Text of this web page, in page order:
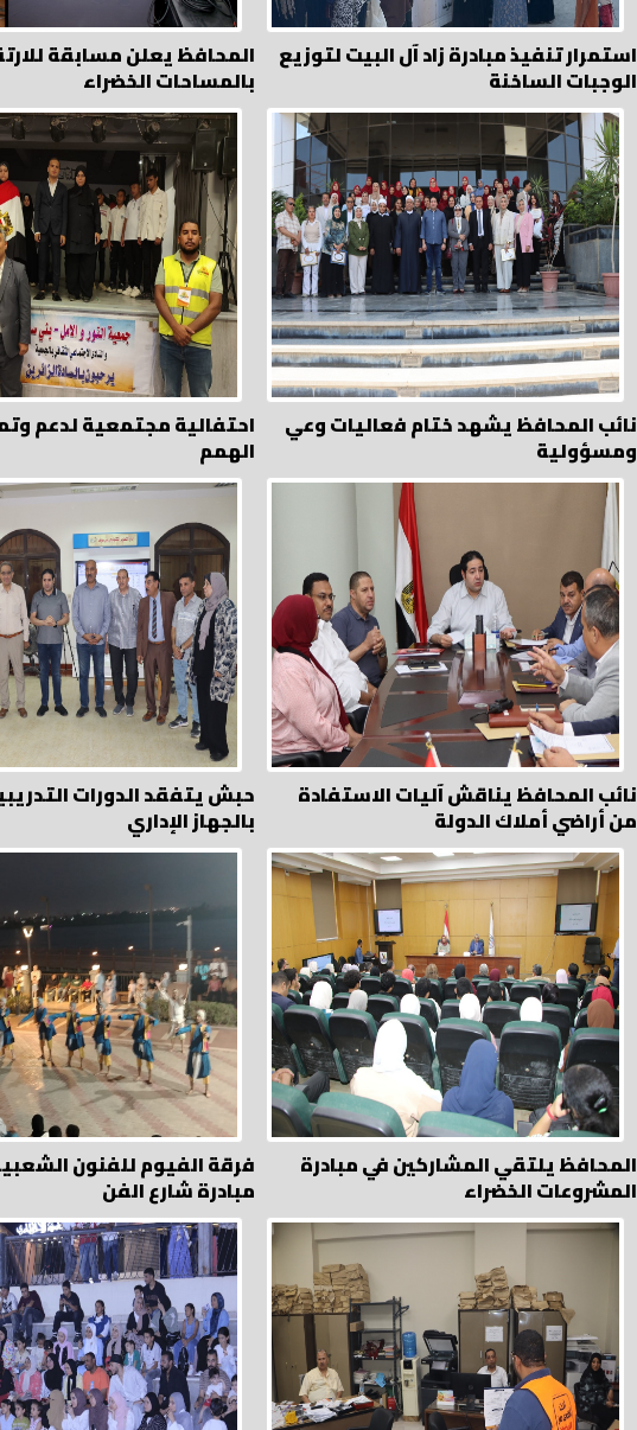
استمرار تنفيذ مبادرة زاد آل البيت لتوزيع
الوجبات الساخنة
المحافظ يعلن مسابقة
بالمساحات الخضراء
نائب المحافظ يشهد ختام فعاليات وعي
ومسؤولية
احتفالية مجتمعية لدعم
الهمم
نائب المحافظ يناقش آليات الاستفادة
من أراضي أملاك الدولة
حبش يتفقد الدورات
بالجهاز الإداري
المحافظ يلتقي المشاركين في مبادرة
المشروعات الخضراء
فرقة الفيوم للفنون
مبادرة شارع الفن